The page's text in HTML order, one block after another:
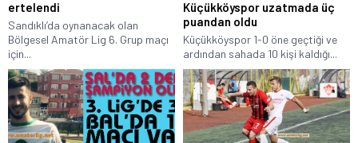
ertelendi
Sandıklı’da oynanacak olan
Bölgesel Amatör Lig 6. Grup maçı
için...
Küçükköyspor uzatmada üç
puandan oldu
Küçükköyspor 1-0 öne geçtiği ve
ardından sahada 10 kişi kaldığı...